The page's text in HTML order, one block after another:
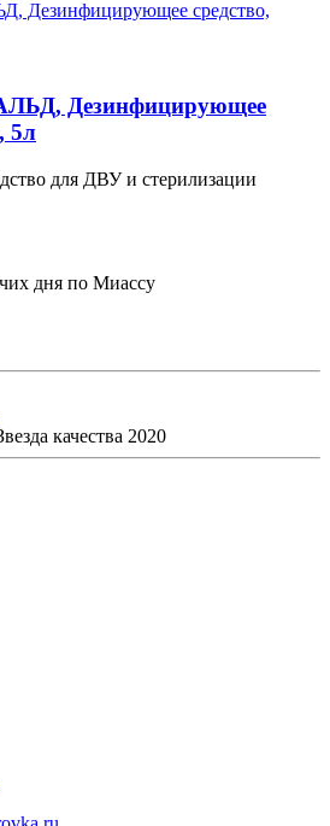
Дезинфицирующее
5л
для ДВУ и стерилизации
дня по Миассу
качества 2020